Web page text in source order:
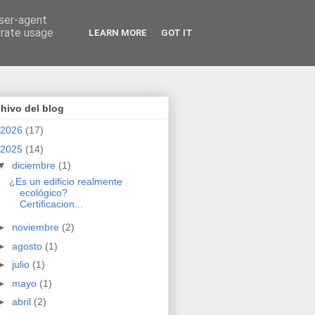
del blog
2026 (17)
2025 (14)
diciembre (1)
¿Es un edificio realmente
ecológico?
Certificacion...
noviembre (2)
agosto (1)
julio (1)
mayo (1)
abril (2)
agent
usage
LEARN MORE GOT IT